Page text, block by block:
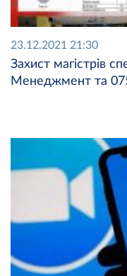
23.12.2021 21:30
Захист магістрів
Менеджмент та